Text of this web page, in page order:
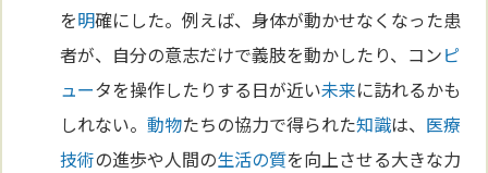
を明確にした。例えば、身体が動かせなくなった患
者が、自分の意志だけで義肢を動かしたり、コンピ
ュータを操作したりする日が近い未来に訪れるかも
しれない。動物たちの協力で得られた知識は、 医療
技術の進歩や人間の生活の質を向上させる大きな力